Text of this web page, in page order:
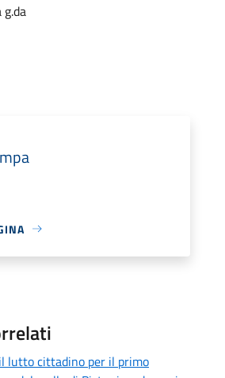
lutto cittadino per il primo